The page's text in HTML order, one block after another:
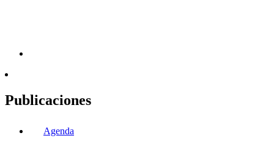
Publicaciones
Agenda